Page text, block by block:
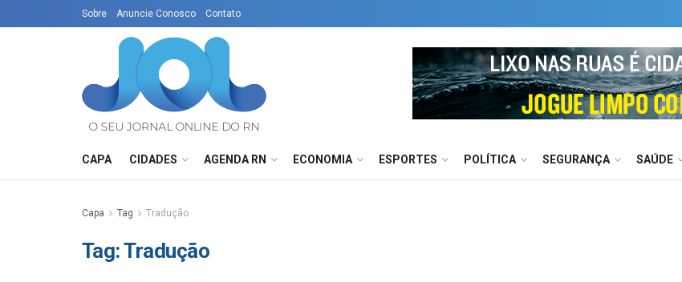
Sobre Anuncie Conosco Contato
CAPA CIDADES AGENDA RN ECONOMIA ESPORTES POLÍTICA SEGURANÇA SAÚDE
Capa Tag Tradução
Tag:Tradução